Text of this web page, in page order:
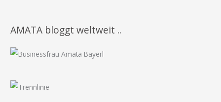
zur
neuen
Identität
AMATA bloggt weltweit ..